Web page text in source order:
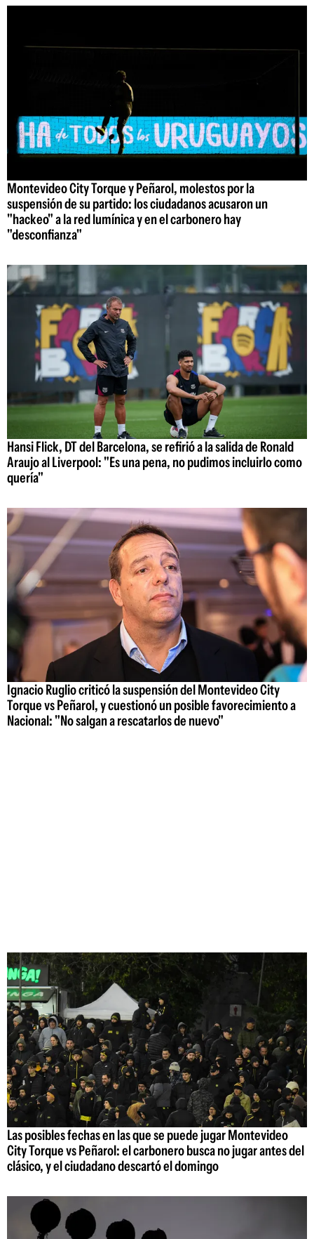
Montevideo City Torque y Peñarol, molestos por la
suspensión de su partido: los ciudadanos acusaron un
"hackeo" a la red lumínica y en el carbonero hay
"desconfianza"
Hansi Flick, DT del Barcelona, se refirió a la salida de Ronald
Araujo al Liverpool: "Es una pena, no pudimos incluirlo como
quería"
Ignacio Ruglio criticó la suspensión del Montevideo City
Torque vs Peñarol, y cuestionó un posible favorecimiento a
Nacional: "No salgan a rescatarlos de nuevo"
Las posibles fechas en las que se puede jugar Montevideo
City Torque vs Peñarol: el carbonero busca no jugar antes del
clásico, y el ciudadano descartó el domingo